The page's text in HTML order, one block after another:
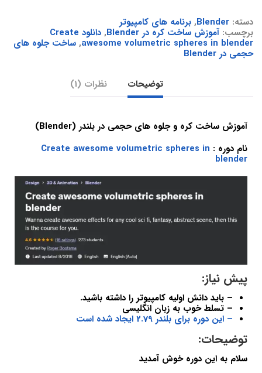
دسته: Blender
, برنامه های کامپیوتر
برچسب: آموزش ساخت کره در Blender , دانلود Create
awesome volumetric spheres in blender
, ساخت جلوه های
حجمی در Blender
توضیحات نظرات (1)
آموزش ساخت کره و جلوه های حجمی در بلندر (Blender)
نام دوره : Create awesome volumetric spheres in
blender
پیش نیاز:
– باید دانش اولیه کامپیوتر را داشته باشید.
– تسلط خوب به زبان انگلیسی
– این دوره برای بلندر 2.79 ایجاد شده است
توضیحات:
سلام به این دوره خوش آمدید